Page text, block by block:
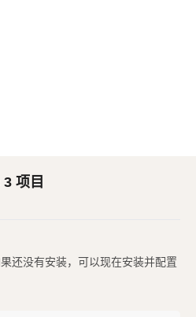
项目
还没有安装，可以现在安装并配置